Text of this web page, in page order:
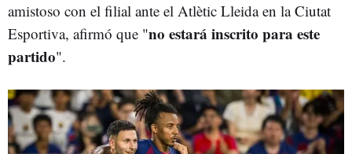
amistoso con el filial ante el Atlètic Lleida en la Ciutat
Esportiva, afirmó que "no estará inscrito para este
partido".